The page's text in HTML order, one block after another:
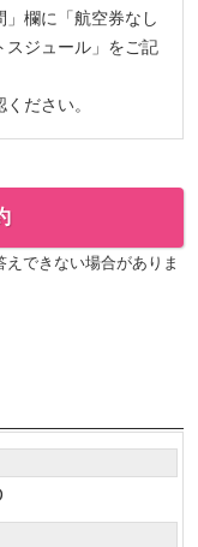
欄に「航空券なし
スジュール」をご記
ください。
できない場合がありま